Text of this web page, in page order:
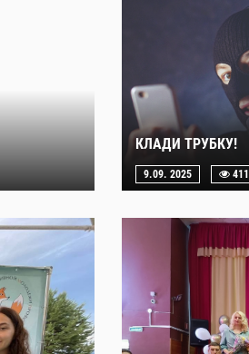
КЛАДИ ТРУБКУ!
9.09. 2025 411